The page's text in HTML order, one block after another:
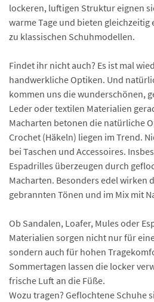
lockeren, luftigen Struktur eignen
warme Tage und bieten
zu klassischen Schuhmodellen.
Findet ihr nicht auch? Es ist mal
handwerkliche Optiken. Und
kommen uns die wunderschönen,
Leder oder textilen Materialien
Macharten betonen die natürliche
Crochet (Häkeln) liegen im Trend.
bei Taschen und Accessoires.
Espadrilles überzeugen durch
Macharten. Besonders edel wirken
gebrannten Tönen und im Mix mit
Ob Sandalen, Loafer, Mules oder
Materialien sorgen nicht nur für
sondern auch für hohen
Sommertagen lassen die locker
frische Luft an die Füße.
Wozu tragen? Geflochtene Schuhe